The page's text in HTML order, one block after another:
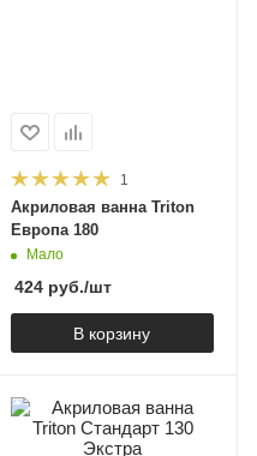
1
Акриловая ванна Triton
Европа 180
Мало
424руб./шт
В корзину